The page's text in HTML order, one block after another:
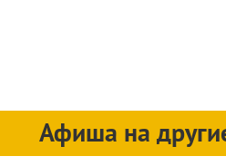
Афиша на